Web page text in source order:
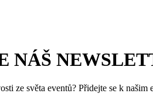
NÁŠ
ze světa eventů? Přidejte se k